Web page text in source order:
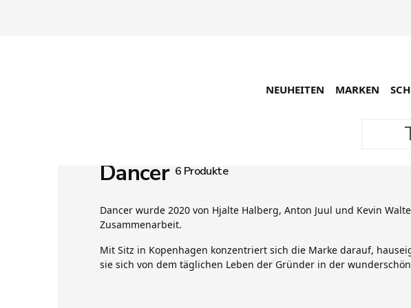
Tippe um
NEUHEITEN MARKEN
Dancer 6 Produkte
Dancer wurde 2020 von Hjalte Halberg, Anton Juul und Kevin
Zusammenarbeit.
Mit Sitz in Kopenhagen konzentriert sich die Marke darauf,
sie sich von dem täglichen Leben der Gründer in der